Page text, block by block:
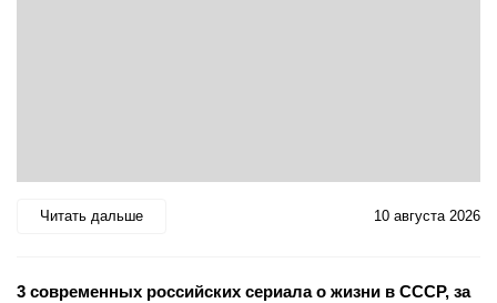
Читать дальше 10 августа 2026
3 современных российских сериала о жизни в СССР, за